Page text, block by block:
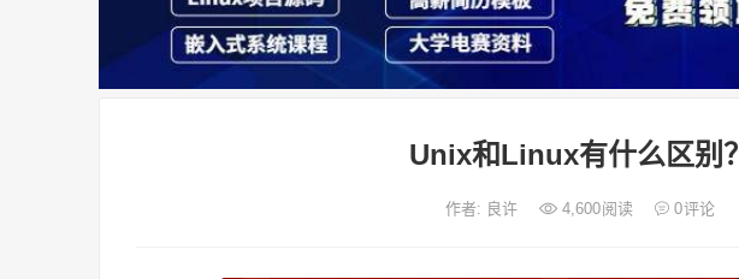
Unix和Linux有什么区别？
作者: 良许 4,600阅读 0评论